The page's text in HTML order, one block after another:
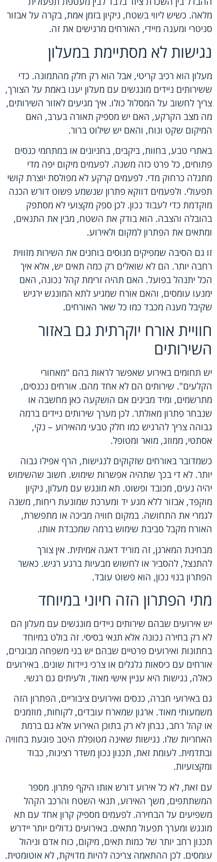
מלאה. כשיש ליווי בשטח, ניקיון בזמן אמת, בקרה על אבזור
סניטרי ומענה מיידי, האורחים מרגישים את זה.
נגישות לא מסתיימת במעלון
מעלון הוא רכיב קריטי, אבל הוא רק חלק מהתמונה. כדי
ששירותים ניידים מונגשים עם מעלון יענו באמת על הצורך,
צריך לחשוב על המסלול כולו. איך מגיעים לאזור השירותים,
מה מצב הקרקע, האם יש מספיק תאורה בערב, האם
המיקום שקט ונוח, והאם יש שילוט ברור.
באתרי טבע, בחוות, ביקבים, בחניונים או במתחמי כנסים
פתוחים, כל פרט כזה משנה. לפעמים מיקום יפה מדי
מתגלה כרחוק מדי. לפעמים קרקע לא מפולסת יוצרת קושי
תפעולי. ולפעמים דווקא פתרון שנשמע פשוט דורש הכנה
מוקדמת כדי לעבוד נכון. לכן ספק מקצועי לא מסתפק
בהובלה והצבה. הוא בודק את השטח, מבין את התנאים,
ומתאים את הפתרון למקום ולאירוע.
זו גם הסיבה שמפיקים מנוסים בוחנים את השירות מזווית
רחבה יותר. הם לא שואלים רק כמה תאים יש, אלא איך
הכל יתנהל בפועל. האם תהיה זרימת קהל נכונה, האם
ימנעו עומסים, והאם אורח שמגיע לתא המונגש ירגיש
שקיבל מענה מכבד כמו כל שאר האורחים.
חוויית אורח יוקרתית גם באזור
השירותים
יש תחומים באירוע שאפשר לראות בהם "מאחורי
הקלעים". שירותים הם לא אחד מהם. אורחים נכנסים,
מתרשמים, ומיד מבינים אם הושקעה כאן מחשבה או
שנבחר פתרון מאולתר. לכן מערך שירותים ניידים ברמה
גבוהה צריך להרגיש כמו חלק טבעי מהאירוע – נקי,
אסתטי, ממוזג, מואר ומטופל.
כשמדובר באורחים שזקוקים לנגישות, הרף אפילו גבוה
יותר. לא די בכך שתהיה אפשרות שימוש. חשוב שהשימוש
יהיה נעים, מכובד ופשוט. תא מונגש עם מעלון, ניקיון
מוקפד, אבזור ללא מגע יד ומערכת שמונעת ריחות, משנה
לגמרי את התחושה. במקום חוויה מביכה או מתפשרת,
האורח מקבל סביבת שימוש ברמה שמכבדת אותו.
מבחינת המארגן, זה מוריד דאגה אמיתית. אין צורך
להתנצל, להסביר או לחשוש מבעיות ברגע רגיש. כאשר
הפתרון בנוי נכון, הוא פשוט עובד.
מתי הפתרון הזה חיוני במיוחד
יש אירועים שבהם שירותים ניידים מונגשים עם מעלון הם
לא רק בחירה נכונה אלא תנאי בסיסי. זה בולט במיוחד
בחתונות ואירועים פרטיים שבהם יש בני משפחה מבוגרים,
אורחים עם כיסאות גלגלים או צרכי ניידות שונים. באירועים
כאלה, נגישות היא עניין אישי מאוד, ולעיתים גם רגשי.
גם באירועי חברה, כנסים ואירועים ציבוריים, הפתרון הזה
משמעותי מאוד. ארגון שמארח עובדים, לקוחות, מוזמנים
או קהל רחב, נבחן לא רק בתוכן האירוע אלא גם ברמת
האחריות שלו. נגישות שאינה מטופלת היטב פוגעת בחוויה
ובתדמית. לעומת זאת, תכנון נכון משדר רצינות, כבוד
ומקצועיות.
עם זאת, לא כל אירוע דורש אותו היקף פתרון. מספר
המשתתפים, משך האירוע, תנאי השטח והרכב הקהל
משפיעים על הבחירה. לפעמים מספיק קרון אחד עם תא
מונגש ומערך תפעול מתאים. באירועים גדולים יותר יידרש
תכנון רחב יותר של כמות תאים, מיקום, כוח אדם וניהול
עומסים. לכן ההתאמה צריכה להיות מדויקת, לא אוטומטית.